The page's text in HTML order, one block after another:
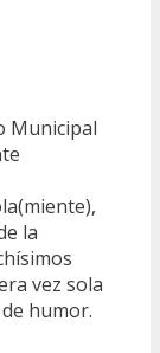
Municipal
la
vez sola
humor.